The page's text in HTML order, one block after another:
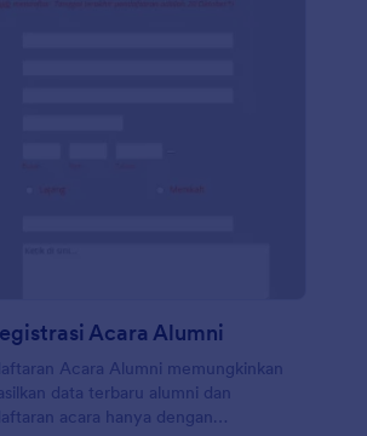
Acara Alumni
Acara Alumni memungkinkan
data terbaru alumni dan
acara hanya dengan